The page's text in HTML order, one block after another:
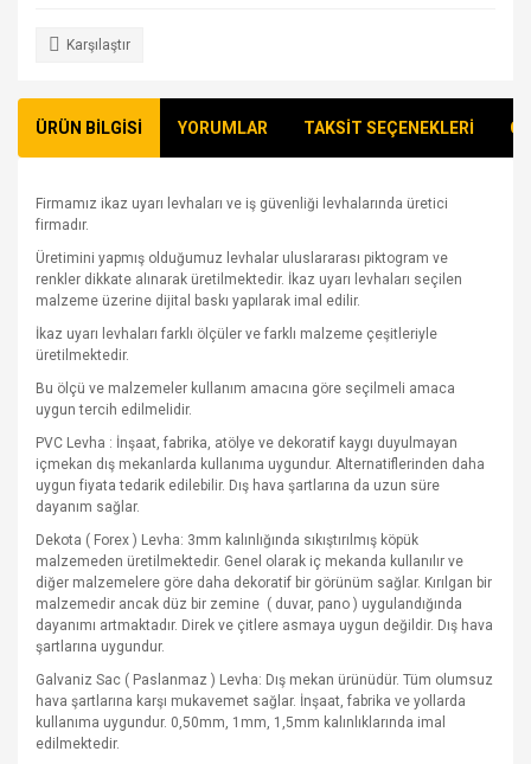
Karşılaştır
ÜRÜN BİLGİSİ YORUMLAR TAKSİT SEÇENEKLERİ
Firmamız ikaz uyarı levhaları ve iş güvenliği levhalarında üretici
firmadır.
Üretimini yapmış olduğumuz levhalar uluslararası piktogram ve
renkler dikkate alınarak üretilmektedir. İkaz uyarı levhaları seçilen
malzeme üzerine dijital baskı yapılarak imal edilir.
İkaz uyarı levhaları farklı ölçüler ve farklı malzeme çeşitleriyle
üretilmektedir.
Bu ölçü ve malzemeler kullanım amacına göre seçilmeli amaca
uygun tercih edilmelidir.
PVC Levha : İnşaat, fabrika, atölye ve dekoratif kaygı duyulmayan
içmekan dış mekanlarda kullanıma uygundur. Alternatiflerinden daha
uygun fiyata tedarik edilebilir. Dış hava şartlarına da uzun süre
dayanım sağlar.
Dekota ( Forex ) Levha: 3mm kalınlığında sıkıştırılmış köpük
malzemeden üretilmektedir. Genel olarak iç mekanda kullanılır ve
diğer malzemelere göre daha dekoratif bir görünüm sağlar. Kırılgan bir
malzemedir ancak düz bir zemine ( duvar, pano ) uygulandığında
dayanımı artmaktadır. Direk ve çitlere asmaya uygun değildir. Dış hava
şartlarına uygundur.
Galvaniz Sac ( Paslanmaz ) Levha: Dış mekan ürünüdür. Tüm olumsuz
hava şartlarına karşı mukavemet sağlar. İnşaat, fabrika ve yollarda
kullanıma uygundur. 0,50mm, 1mm, 1,5mm kalınlıklarında imal
edilmektedir.